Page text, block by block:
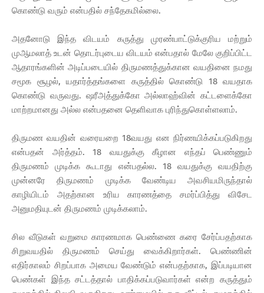
கொண்டு வரும் என்பதில் சந்தேகமில்லை.
அதனோடு இந்த விடயம் கருத்து முரண்பாட்டுக்குரிய மற்றும்
முஆமலாத் உடன் தொடர்புடைய விடயம் என்பதால் மேலே குறிப்பிட்ட
ஆதாரங்களின் அடிப்படையில் திருமணத்துக்கான வயதினை நமது
சமூக சூழல், யதார்த்தங்களை கருத்தில் கொண்டு 18 வயதாக
கொண்டு வருவது. ஷரீஅத்துக்கோ அல்லாஹ்வின் கட்டளைக்கோ
மாற்றமானது அல்ல என்பதனை தெளிவாக புரிந்துகொள்ளலாம்.
திருமண வயதின் வரையறை 18வயது என நிர்ணயிக்கப்படுகிறது
என்பதன் அர்த்தம். 18 வயதுக்கு கீழான எந்தப் பெண்ணும்
திருமணம் முடிக்க கூடாது என்பதல்ல. 18 வயதுக்கு வயதிற்கு
முன்னரே திருமணம் முடிக்க வேண்டிய அவசியமிருந்தால்
காழியிடம் அதற்கான உரிய காரணத்தை சமர்ப்பித்து விசேட
அனுமதியுடன் திருமணம் முடிக்கலாம்.
சில வீடுகள் வறுமை காரணமாக பெண்ணை கரை சேர்ப்பதற்காக
சிறுவயதில் திருமணம் செய்து வைக்கிறார்கள். பெண்ணின்
எதிர்காலம் சிறப்பாக அமைய வேண்டும் என்பதற்காக, இப்படியான
பெண்கள் இந்த சட்டத்தால் பாதிக்கப்படுவார்கள் என்ற கருத்தும்